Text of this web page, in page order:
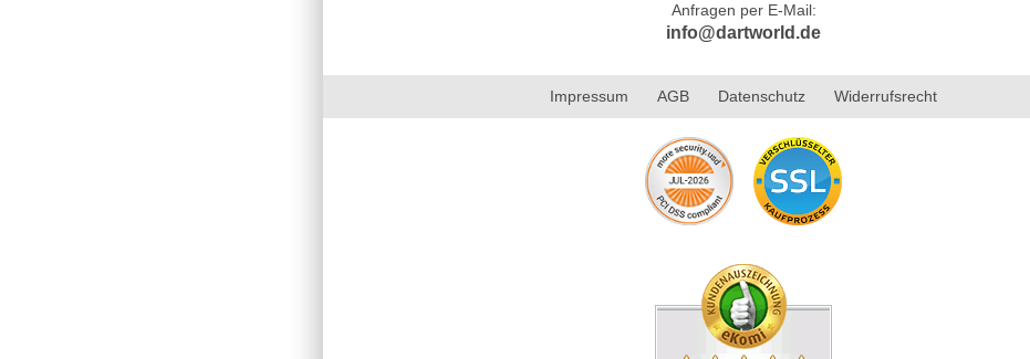
Anfragen per E-Mail:
info@dartworld.de
Impressum AGB Datenschutz Widerrufsrecht